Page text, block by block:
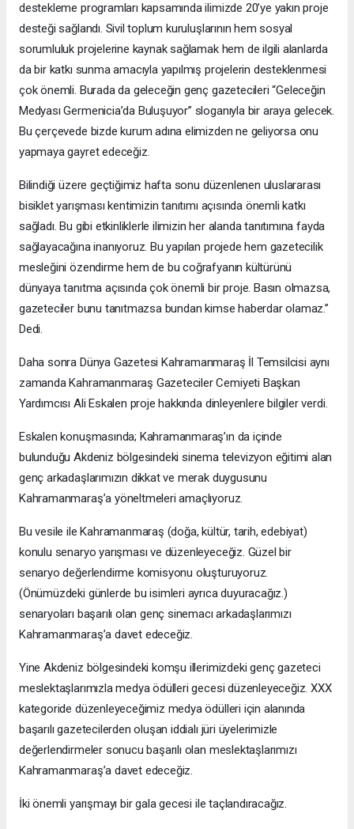
destekleme programları kapsamında ilimizde 20’ye yakın proje
desteği sağlandı. Sivil toplum kuruluşlarının hem sosyal
sorumluluk projelerine kaynak sağlamak hem de ilgili alanlarda
da bir katkı sunma amacıyla yapılmış projelerin desteklenmesi
çok önemli. Burada da geleceğin genç gazetecileri “Geleceğin
Medyası Germenicia’da Buluşuyor” sloganıyla bir araya gelecek.
Bu çerçevede bizde kurum adına elimizden ne geliyorsa onu
yapmaya gayret edeceğiz.
Bilindiği üzere geçtiğimiz hafta sonu düzenlenen uluslararası
bisiklet yarışması kentimizin tanıtımı açısında önemli katkı
sağladı. Bu gibi etkinliklerle ilimizin her alanda tanıtımına fayda
sağlayacağına inanıyoruz. Bu yapılan projede hem gazetecilik
mesleğini özendirme hem de bu coğrafyanın kültürünü
dünyaya tanıtma açısında çok önemli bir proje. Basın olmazsa,
gazeteciler bunu tanıtmazsa bundan kimse haberdar olamaz.”
Dedi.
Daha sonra Dünya Gazetesi Kahramanmaraş İl Temsilcisi aynı
zamanda Kahramanmaraş Gazeteciler Cemiyeti Başkan
Yardımcısı Ali Eskalen proje hakkında dinleyenlere bilgiler verdi.
Eskalen konuşmasında; Kahramanmaraş’ın da içinde
bulunduğu Akdeniz bölgesindeki sinema televizyon eğitimi alan
genç arkadaşlarımızın dikkat ve merak duygusunu
Kahramanmaraş’a yöneltmeleri amaçlıyoruz.
Bu vesile ile Kahramanmaraş (doğa, kültür, tarih, edebiyat)
konulu senaryo yarışması ve düzenleyeceğiz. Güzel bir
senaryo değerlendirme komisyonu oluşturuyoruz.
(Önümüzdeki günlerde bu isimleri ayrıca duyuracağız.)
senaryoları başarılı olan genç sinemacı arkadaşlarımızı
Kahramanmaraş’a davet edeceğiz.
Yine Akdeniz bölgesindeki komşu illerimizdeki genç gazeteci
meslektaşlarımızla medya ödülleri gecesi düzenleyeceğiz. XXX
kategoride düzenleyeceğimiz medya ödülleri için alanında
başarılı gazetecilerden oluşan iddialı jüri üyelerimizle
değerlendirmeler sonucu başarılı olan meslektaşlarımızı
Kahramanmaraş’a davet edeceğiz.
İki önemli yarışmayı bir gala gecesi ile taçlandıracağız.